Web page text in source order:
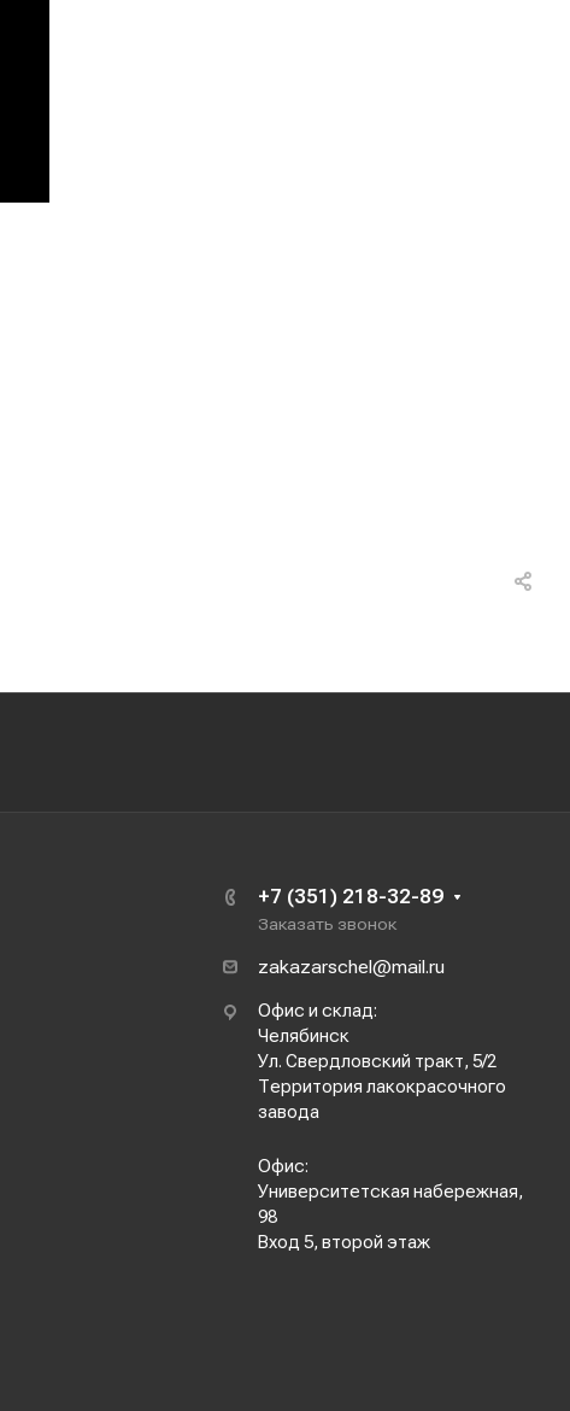
+7 (351) 218-32-89
Заказать звонок
zakazarschel@mail.ru
Офис и склад:
Челябинск
Ул. Свердловский тракт, 5/2
Территория лакокрасочного
завода
Офис:
Университетская набережная,
98
Вход 5, второй этаж